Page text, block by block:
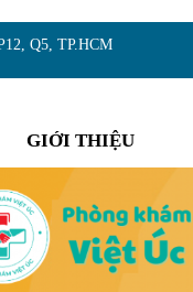
Q5, TP.HCM
GIỚI THIỆU